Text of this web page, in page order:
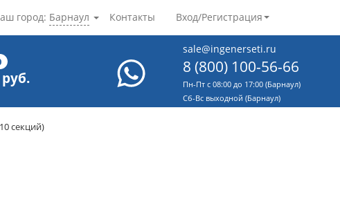
Контакты Вход/Регистрация
город: Барнаул
sale@ingenerseti.ru
8 (800) 100-56-66
Пн-Пт с 08:00 до 17:00 (Барнаул)
Cб-Вс выходной (Барнаул)
секций)